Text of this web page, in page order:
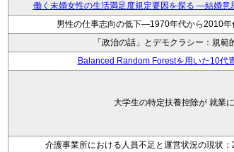
働く未婚女性の生活満足度規定要因を探る ―結婚
男性の仕事志向の低下―1970年代から2010
「政治の話」とデモクラシー：規範
Balanced Random Forestを用いた10代
大学生の特定扶養控除が 就業
介護事業所における人員不足と運営状況の現状